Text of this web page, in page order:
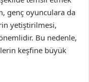
genç oyunculara da
yetiştirilmesi,
Bu nedenle,
keşfine büyük